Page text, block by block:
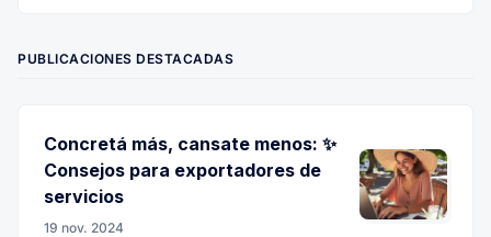
PUBLICACIONES DESTACADAS
Concretá más, cansate menos: ✨
Consejos para exportadores de
servicios
19 nov. 2024